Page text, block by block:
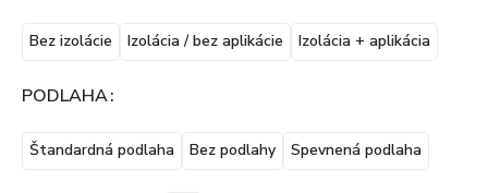
Bez izolácie Izolácia / bez aplikácie Izolácia + aplikácia
PODLAHA
Štandardná podlaha Bez podlahy Spevnená podlaha